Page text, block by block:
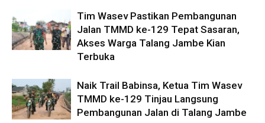
Tim Wasev Pastikan Pembangunan
Jalan TMMD ke-129 Tepat Sasaran,
Akses Warga Talang Jambe Kian
Terbuka
Naik Trail Babinsa, Ketua Tim Wasev
TMMD ke-129 Tinjau Langsung
Pembangunan Jalan di Talang Jambe